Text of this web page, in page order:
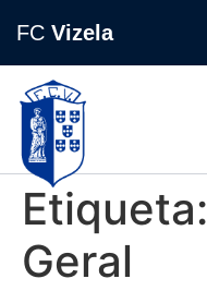
FC Vizela
Etiqueta:
Geral